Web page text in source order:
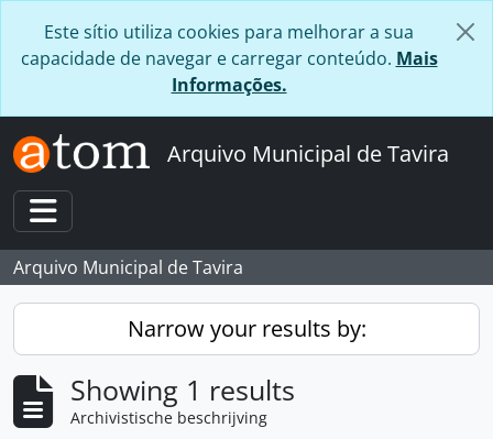
Este sítio utiliza cookies para melhorar a sua
capacidade de navegar e carregar conteúdo. Mais
Informações.
Arquivo Municipal de Tavira
Toggle navigation
Arquivo Municipal de Tavira
Narrow your results by:
Showing 1 results
Archivistische beschrijving